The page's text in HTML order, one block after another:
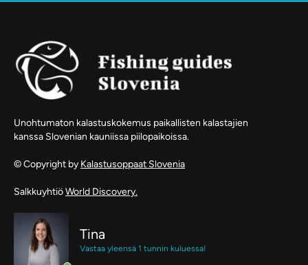
Unohtumaton kalastuskokemus paikallisten kalastajien
kanssa Slovenian kauniissa piilopaikoissa.
© Copyright by Kalastusoppaat Slovenia
SalkkuyhtiöWorld Discovery.
Tina
Vastaa yleensä 1 tunnin kuluessa!